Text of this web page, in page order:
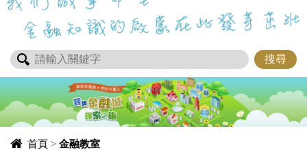
首頁 > 金融教室